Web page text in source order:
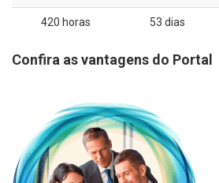
420 horas 53 dias
Confira as vantagens do Portal